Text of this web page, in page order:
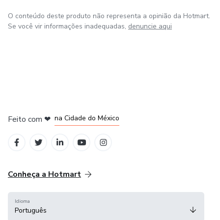
O conteúdo deste produto não representa a opinião da Hotmart.
Se você vir informações inadequadas, denuncie aqui
Feito com ❤ na Cidade do México
Conheça a Hotmart
Idioma
Português